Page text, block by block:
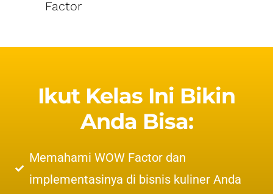
Factor
Ikut Kelas Ini Bikin
Anda Bisa:
Memahami WOW Factor dan
implementasinya di bisnis kuliner Anda